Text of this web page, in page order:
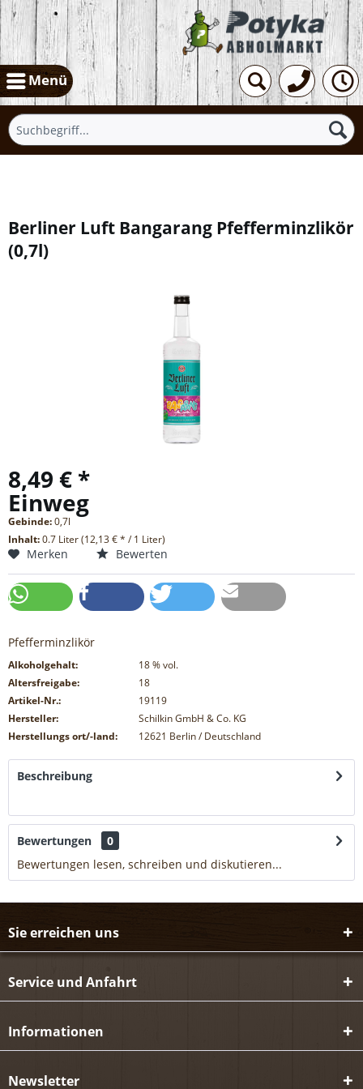
Menü
Berliner Luft Bangarang Pfefferminzlikör
(0,7l)
8,49 € *
Einweg
Gebinde:0,7l
Inhalt:0.7 Liter (12,13 € * / 1 Liter)
Merken Bewerten
Pfefferminzlikör
Alkoholgehalt: 18% vol.
Altersfreigabe:
18
Artikel-Nr.:
19119
Hersteller:
Schilkin GmbH & Co. KG
Herstellungs ort/-land:
12621 Berlin / Deutschland
Beschreibung
Bewertungen
0
Bewertungen lesen, schreiben und diskutieren...
Sie erreichen uns
Service und Anfahrt
Informationen
Newsletter